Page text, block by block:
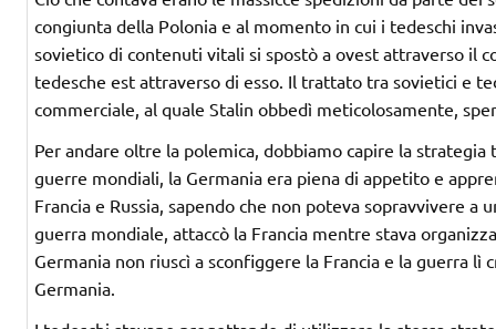
congiunta della Polonia e al momento in cui i tedeschi
sovietico di contenuti vitali si spostò a ovest attraverso il
tedesche est attraverso di esso. Il trattato tra sovietici e
commerciale, al quale Stalin obbedì meticolosamente,
Per andare oltre la polemica, dobbiamo capire la
guerre mondiali, la Germania era piena di appetito e
Francia e Russia, sapendo che non poteva sopravvivere
guerra mondiale, attaccò la Francia mentre stava
Germania non riuscì a sconfiggere la Francia e la guerra lì
Germania.